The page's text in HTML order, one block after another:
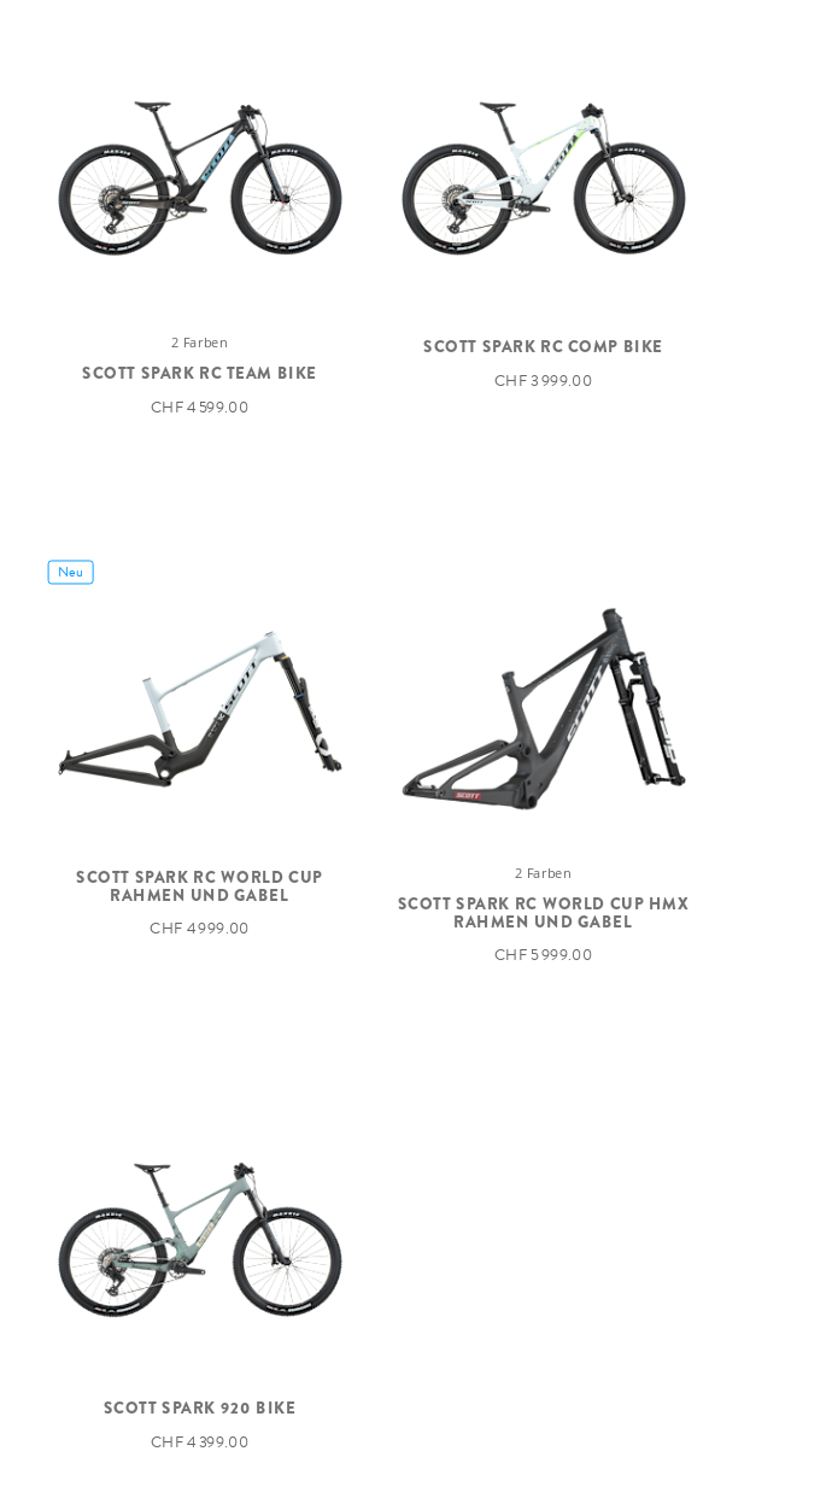
2 Farben
SCOTT SPARK RC TEAM BIKE
CHF 4 599.00
SCOTT SPARK RC COMP BIKE
CHF 3 999.00
Neu
SCOTT SPARK RC WORLD CUP
RAHMEN UND GABEL
CHF 4 999.00
2 Farben
SCOTT SPARK RC WORLD CUP HMX
RAHMEN UND GABEL
CHF 5 999.00
SCOTT SPARK 920 BIKE
CHF 4 399.00